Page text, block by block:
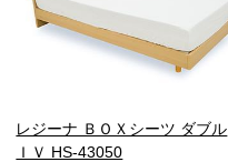
レジーナ ＢＯＸシーツ ダブル
ＩＶ HS-43050